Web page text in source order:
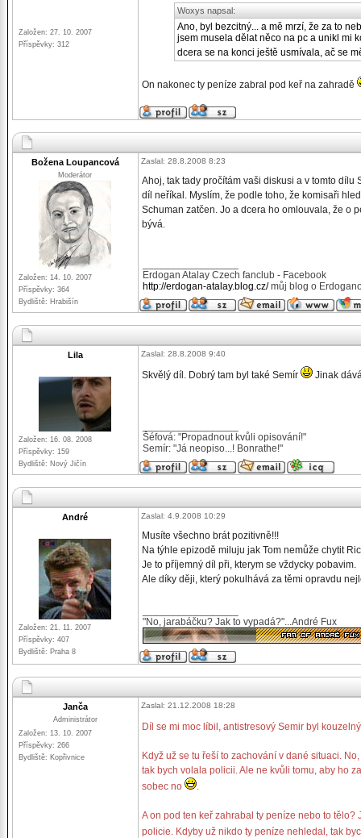
Založen: 27. 10. 2007
Příspěvky: 312
Woxys napsal:
Ano, byl bezcitný... a mě mrzí, že za to
jsem musela dělat něco na pc a unikl mi
dcera se na konci ještě usmívala, ač se
On nakonec ty peníze zabral pod keř na zahradě
Božena Loupancová
Moderátor
Založen: 14. 10. 2007
Příspěvky: 364
Bydliště: Hrabišín
Zaslal: 28.8.2008 8:23
Ahoj, tak tady pročítám vaši diskusi a v tomto
díl neříkal. Myslím, že podle toho, že komisaři
Schuman zatčen. Jo a dcera ho omlouvala, že o
bývá.
Erdogan Atalay Czech fanclub - Facebook
http://erdogan-atalay.blog.cz/můj blog o
Lila
Založen: 16. 08. 2008
Příspěvky: 159
Bydliště: Nový Jičín
Zaslal: 28.8.2008 9:40
Skvělý díl. Dobrý tam byl také Semír Jinak
Šéfová: "Propadnout kvůli opisování!"
Semír: "Já neopiso...! Bonrathe!"
André
Založen: 21. 11. 2007
Příspěvky: 407
Bydliště: Praha 8
Zaslal: 4.9.2008 10:29
Musíte všechno brát pozitivně!!!
Na týhle epizodě miluju jak Tom nemůže chytit
Je to příjemný díl při, kterym se vždycky pobavim.
Ale díky ději, který pokulhává za těmi opravdu
"No, jarabáčku? Jak to vypadá?"...André Fux
Janča
Administrátor
Založen: 13. 10. 2007
Příspěvky: 266
Bydliště: Kopřivnice
Zaslal: 21.12.2008 18:28
Díl se mi moc líbil, antistresový Semir byl
Když už se tu řeší to zachování v dané situaci.
tak bych volala policii. Ale ne kvůli tomu, aby ho
sobec no
.
A on pod ten keř zahrabal ty peníze nebo to
policie. Kdyby už nikdo ty peníze nehledal, tak